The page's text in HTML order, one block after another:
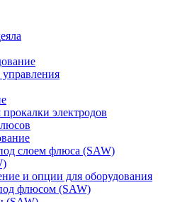
электродов
слоем флюса (SAW)
и опции для оборудования
флюсом (SAW)